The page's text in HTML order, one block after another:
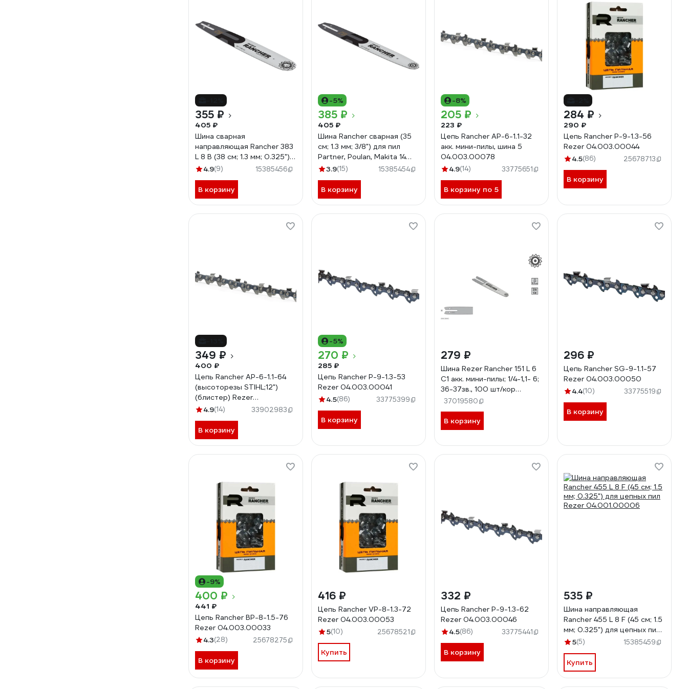
355 ₽
405 ₽
Шина сварная
направляющая Rancher 383
L 8 B (38 см; 1.3 мм; 0.325")
для цепных пил Rezer
4.9(9) 15385456
В корзину
-5%
385 ₽
405 ₽
Шина Rancher сварная (35
см; 1.3 мм; 3/8") для пил
Partner, Poulan, Makita 14
Rezer 04.001.00001
3.9(15) 15385454
В корзину
-8%
205 ₽
223 ₽
Цепь Rancher AP-6-1.1-32
акк. мини-пилы, шина 5
04.003.00078
4.9(14) 33775651
В корзину по 5
284 ₽
290 ₽
Цепь Rancher P-9-1.3-56
Rezer 04.003.00044
4.5(86) 25678713
В корзину
349 ₽
400 ₽
Цепь Rancher AP-6-1.1-64
(высоторезы STIHL;12")
(блистер) Rezer
04.003.00066
4.9(14) 33902983
В корзину
-5%
270 ₽
285 ₽
Цепь Rancher P-9-1.3-53
Rezer 04.003.00041
4.5(86) 33775399
В корзину
279 ₽
Шина Rezer Rancher 151 L 6
C1 акк. мини-пилы; 1/4-1,1- 6;
36-37зв., 100 шт/кор
04.001.00037
37019580
В корзину
296 ₽
Цепь Rancher SG-9-1.1-57
Rezer 04.003.00050
4.4(10) 33775519
В корзину
-9%
400 ₽
441 ₽
Цепь Rancher BP-8-1.5-76
Rezer 04.003.00033
4.3(28) 25678275
В корзину
416 ₽
Цепь Rancher VP-8-1.3-72
Rezer 04.003.00053
5(10) 25678521
Купить
332 ₽
Цепь Rancher P-9-1.3-62
Rezer 04.003.00046
4.5(86) 33775441
В корзину
535 ₽
Шина направляющая
Rancher 455 L 8 F (45 см; 1.5
мм; 0.325") для цепных пил
Rezer 04.001.00006
5(5) 15385459
Купить